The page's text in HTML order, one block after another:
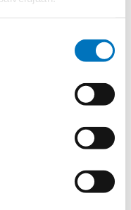
18G1,5 (AWG16)